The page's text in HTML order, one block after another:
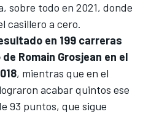
sobre todo en 2021, donde
casillero a cero.
en 199 carreras
Romain Grosjean en el
, mientras que en el
acabar quintos ese
93 puntos, que sigue